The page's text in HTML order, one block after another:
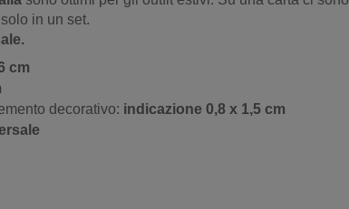
in un set.
cm
decorativo: indicazione 0,8 x 1,5 cm